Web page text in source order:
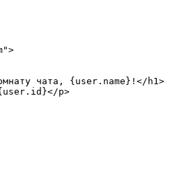
чата, {user.name}!</h1>
{user.id}</p>